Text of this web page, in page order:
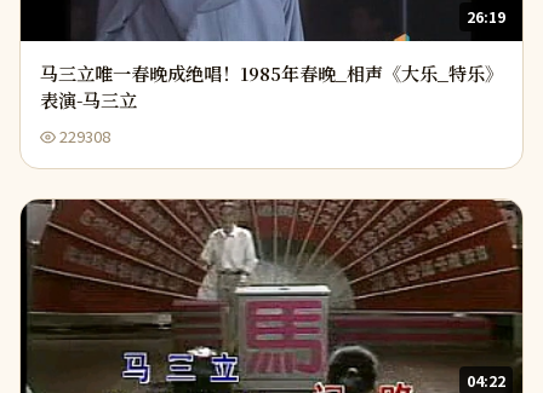
26:19
马三立唯一春晚成绝唱！1985年春晚_相声《大乐_特乐》
表演-马三立
229308
04:22